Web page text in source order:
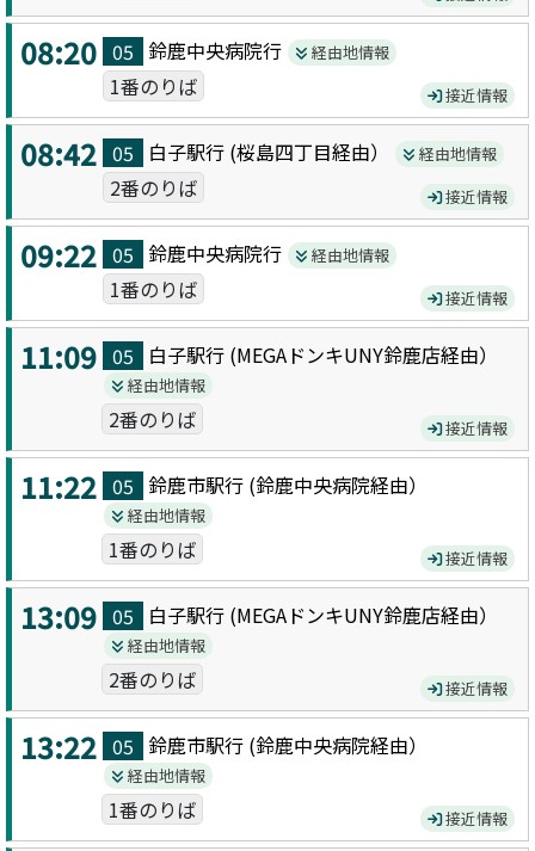
08:20 05 鈴鹿中央病院行 経由地情報
1番のりば 接近情報
08:42 05 白子駅行 (桜島四丁目経由） 経由地情報
2番のりば 接近情報
09:22 05 鈴鹿中央病院行 経由地情報
1番のりば 接近情報
11:09 05 白子駅行 (MEGAドンキUNY鈴鹿店経由）
経由地情報
2番のりば 接近情報
11:22 05 鈴鹿市駅行 (鈴鹿中央病院経由）
経由地情報
1番のりば 接近情報
13:09 05 白子駅行 (MEGAドンキUNY鈴鹿店経由）
経由地情報
2番のりば 接近情報
13:22 05 鈴鹿市駅行 (鈴鹿中央病院経由）
経由地情報
1番のりば 接近情報